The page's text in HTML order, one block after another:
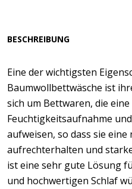
BESCHREIBUNG
Eine der wichtigsten
Baumwollbettwäsche ist
sich um Bettwaren, die
Feuchtigkeitsaufnahme
aufweisen, so dass sie
aufrechterhalten und
ist eine sehr gute Lösung
und hochwertigen Schlaf